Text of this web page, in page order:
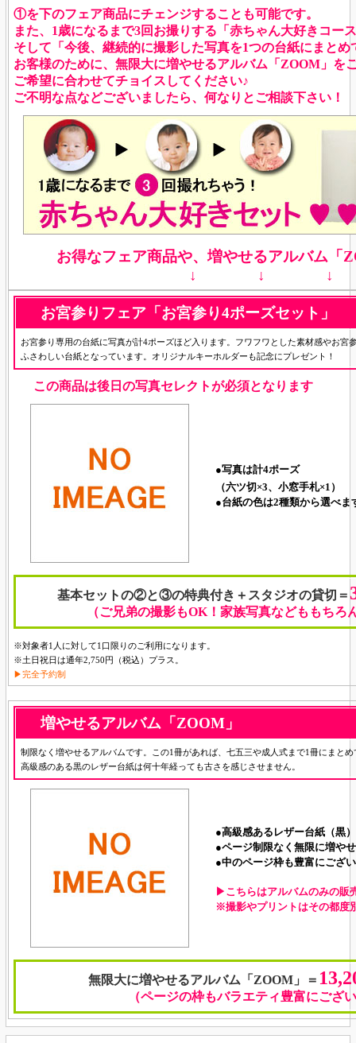
①を下のフェア商品にチェンジすることも可能です。
また、1歳になるまで3回お撮りする「赤ちゃん大好きコー
そして「今後、継続的に撮影した写真を1つの台紙にまとめ
お客様のために、無限大に増やせるアルバム「ZOOM」を
ご希望に合わせてチョイスしてください♪
ご不明な点などございましたら、何なりとご相談下さい！
お得なフェア商品や、増やせるアルバム「
↓ ↓ ↓
お宮参りフェア「お宮参り4ポーズセット 」
お宮参り専用の台紙に写真が計4ポーズほど入ります。フワフワとした素材感やお宮
ふさわしい台紙となっています。オリジナルキーホルダーも記念にプレゼント！
この商品は後日の写真セレクトが必須となります
●写真は計4ポーズ
（六ツ切×3、小窓手札×1）
●台紙の色は2種類から選べま
基本セットの②と③の特典付き＋ スタジオの貸切 ＝
（ご兄弟の撮影もOK！家族写真などももちろ
※対象者1人に対して1口限りのご利用になります。
※土日祝日は通年2,750円（税込）プラス。
▶完全予約制
増やせるアルバム「ZOOM」
制限なく増やせるアルバムです。この1冊があれば、七五三や成人式まで1冊にまと
高級感のある黒のレザー台紙は何十年経っても古さを感じさせません。
●高級感あるレザー台紙（黒）
●ページ制限なく無限に増や
●中のページ枠も豊富にござ
▶こちらはアルバムのみの販
※撮影やプリントはその都度
無限大に増やせるアルバム「ZOOM」 ＝
（ページの枠もバラエティ豊富にござ